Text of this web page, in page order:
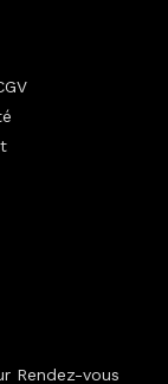
Rendez-vous